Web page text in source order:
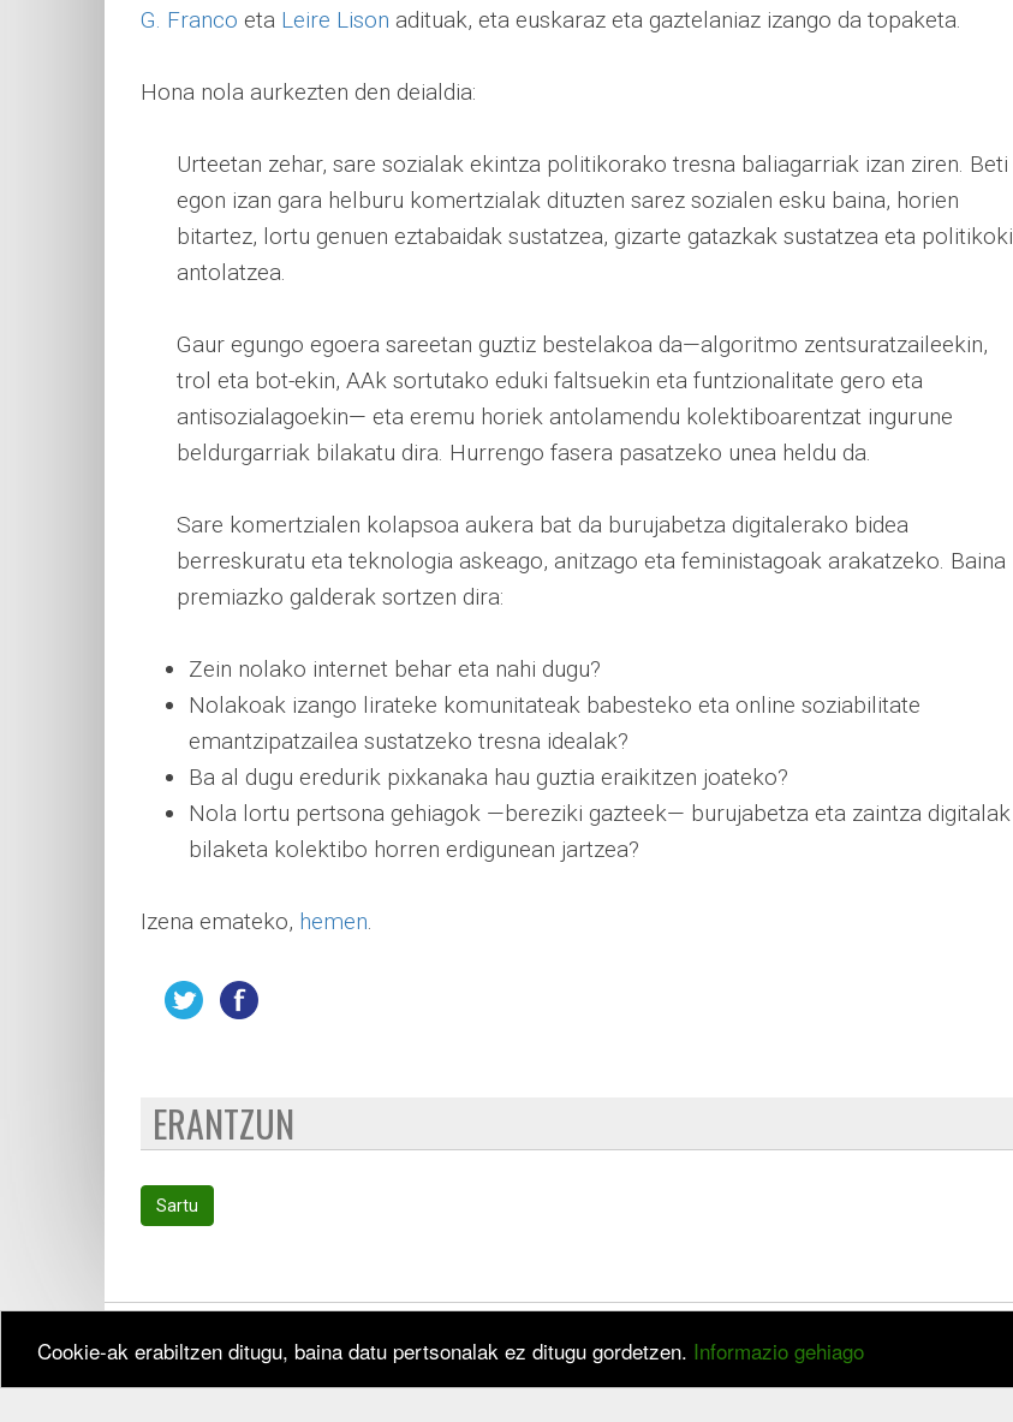
Cookie-ak erabiltzen ditugu, baina datu pertsonalak ez ditugu gordetzen. Informazio gehiago
G. Franco eta Leire Lison adituak, eta euskaraz eta gaztelaniaz izango da topaketa.
Hona nola aurkezten den deialdia:
Urteetan zehar, sare sozialak ekintza politikorako tresna baliagarriak izan ziren. Beti
egon izan gara helburu komertzialak dituzten sarez sozialen esku baina, horien
bitartez, lortu genuen eztabaidak sustatzea, gizarte gatazkak sustatzea eta politikoki
antolatzea.
Gaur egungo egoera sareetan guztiz bestelakoa da—algoritmo zentsuratzaileekin,
trol eta bot-ekin, AAk sortutako eduki faltsuekin eta funtzionalitate gero eta
antisozialagoekin— eta eremu horiek antolamendu kolektiboarentzat ingurune
beldurgarriak bilakatu dira. Hurrengo fasera pasatzeko unea heldu da.
Sare komertzialen kolapsoa aukera bat da burujabetza digitalerako bidea
berreskuratu eta teknologia askeago, anitzago eta feministagoak arakatzeko. Baina
premiazko galderak sortzen dira:
Zein nolako internet behar eta nahi dugu?
Nolakoak izango lirateke komunitateak babesteko eta online soziabilitate
emantzipatzailea sustatzeko tresna idealak?
Ba al dugu eredurik pixkanaka hau guztia eraikitzen joateko?
Nola lortu pertsona gehiagok —bereziki gazteek— burujabetza eta zaintza digitalak
bilaketa kolektibo horren erdigunean jartzea?
Izena emateko, hemen.
ERANTZUN
Sartu